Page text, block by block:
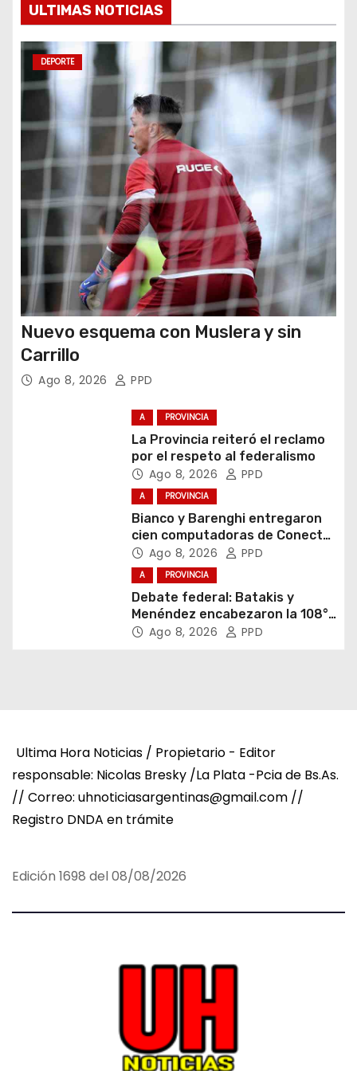
n
r
a
d
a
s
ULTIMAS NOTICIAS
DEPORTE
Nuevo esquema con Muslera y sin
Carrillo
Ago 8, 2026 PPD
A PROVINCIA
La Provincia reiteró el reclamo
por el respeto al federalismo
Ago 8, 2026 PPD
A PROVINCIA
Bianco y Barenghi entregaron
cien computadoras de Conectar
Igualdad Bonaerense
Ago 8, 2026 PPD
A PROVINCIA
Debate federal: Batakis y
Menéndez encabezaron la 108°
Asamblea del CNV
Ago 8, 2026 PPD
Ultima Hora Noticias / Propietario - Editor
responsable: Nicolas Bresky /La Plata -Pcia de Bs.As.
// Correo: uhnoticiasargentinas@gmail.com //
Registro DNDA en trámite
Edición 1698 del 08/08/2026